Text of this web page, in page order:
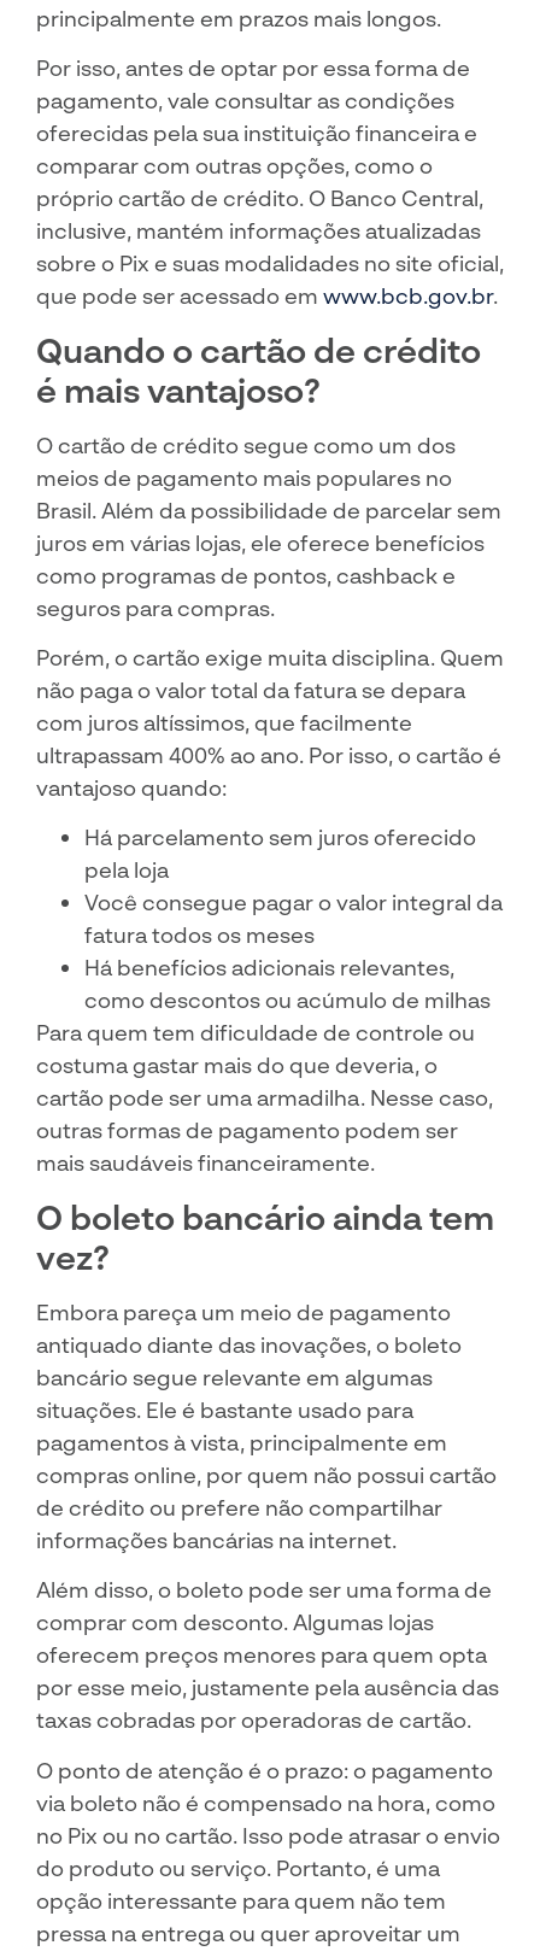
principalmente em prazos mais longos.
Por isso, antes de optar por essa forma de
pagamento, vale consultar as condições
oferecidas pela sua instituição financeira e
comparar com outras opções, como o
próprio cartão de crédito. O Banco Central,
inclusive, mantém informações atualizadas
sobre o Pix e suas modalidades no site oficial,
que pode ser acessado em www.bcb.gov.br.
Quando o cartão de crédito
é mais vantajoso?
O cartão de crédito segue como um dos
meios de pagamento mais populares no
Brasil. Além da possibilidade de parcelar sem
juros em várias lojas, ele oferece benefícios
como programas de pontos, cashback e
seguros para compras.
Porém, o cartão exige muita disciplina. Quem
não paga o valor total da fatura se depara
com juros altíssimos, que facilmente
ultrapassam 400% ao ano. Por isso, o cartão é
vantajoso quando:
Há parcelamento sem juros oferecido
pela loja
Você consegue pagar o valor integral da
fatura todos os meses
Há benefícios adicionais relevantes,
como descontos ou acúmulo de milhas
Para quem tem dificuldade de controle ou
costuma gastar mais do que deveria, o
cartão pode ser uma armadilha. Nesse caso,
outras formas de pagamento podem ser
mais saudáveis financeiramente.
O boleto bancário ainda tem
vez?
Embora pareça um meio de pagamento
antiquado diante das inovações, o boleto
bancário segue relevante em algumas
situações. Ele é bastante usado para
pagamentos à vista, principalmente em
compras online, por quem não possui cartão
de crédito ou prefere não compartilhar
informações bancárias na internet.
Além disso, o boleto pode ser uma forma de
comprar com desconto. Algumas lojas
oferecem preços menores para quem opta
por esse meio, justamente pela ausência das
taxas cobradas por operadoras de cartão.
O ponto de atenção é o prazo: o pagamento
via boleto não é compensado na hora, como
no Pix ou no cartão. Isso pode atrasar o envio
do produto ou serviço. Portanto, é uma
opção interessante para quem não tem
pressa na entrega ou quer aproveitar um